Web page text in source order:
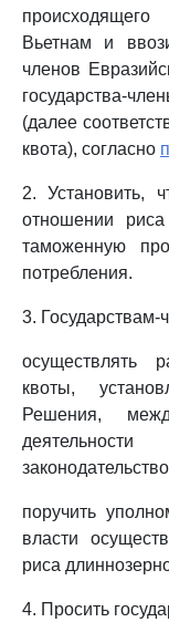
происходящего
Вьетнам и
членов
государства-
(далее
квота), согласно
2. Установить,
отношении
таможенную
потребления.
3. Государствам-
осуществлять
квоты,
Решения,
поручить
власти
риса
4. Просить